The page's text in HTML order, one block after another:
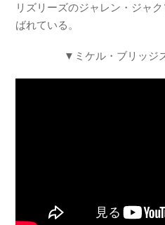
リズリーズのジャレン・ジャ
ばれている。
▼ミケル・ブリッジ